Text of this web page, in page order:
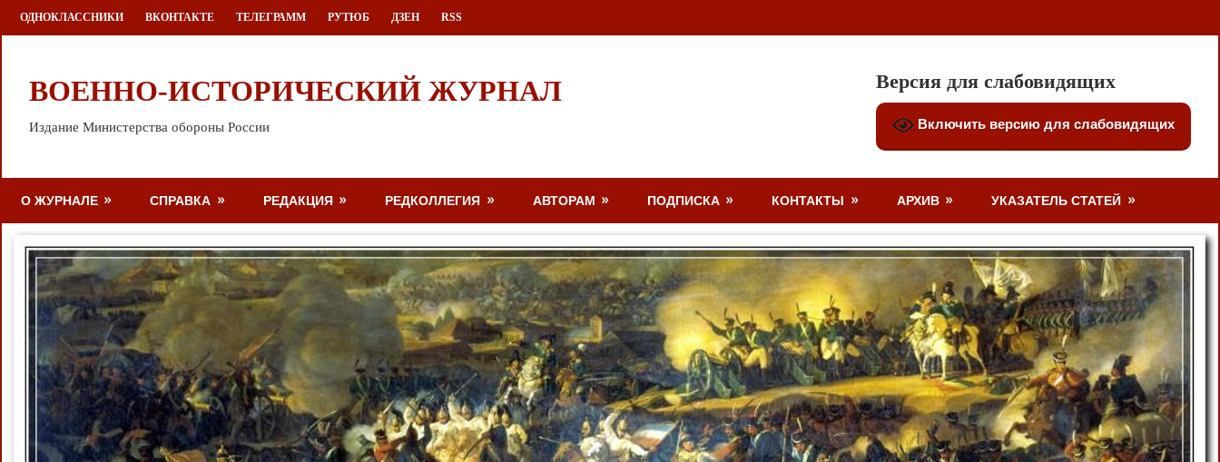
Перейти
к
ОДНОКЛАССНИКИ ВКОНТАКТЕ ТЕЛЕГРАММ РУТЮБ ДЗЕН RSS
ВОЕННО-ИСТОРИЧЕСКИЙ ЖУРНАЛ
Издание Министерства обороны России
Версия для слабовидящих
Включить версию для слабовидящих
О ЖУРНАЛЕ СПРАВКА РЕДАКЦИЯ РЕДКОЛЛЕГИЯ АВТОРАМ ПОДПИСКА КОНТАКТЫ АРХИВ УКАЗАТЕЛЬ СТАТЕЙ